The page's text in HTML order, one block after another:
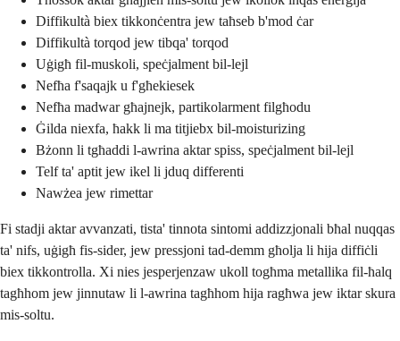
Diffikultà biex tikkonċentra jew taħseb b'mod ċar
Diffikultà torqod jew tibqa' torqod
Uġigħ fil-muskoli, speċjalment bil-lejl
Nefħa f'saqajk u f'għekiesek
Nefħa madwar għajnejk, partikolarment filgħodu
Ġilda niexfa, ħakk li ma titjiebx bil-moisturizing
Bżonn li tgħaddi l-awrina aktar spiss, speċjalment bil-lejl
Telf ta' aptit jew ikel li jduq differenti
Nawżea jew rimettar
Fi stadji aktar avvanzati, tista' tinnota sintomi addizzjonali bħal nuqqas
ta' nifs, uġigħ fis-sider, jew pressjoni tad-demm għolja li hija diffiċli
biex tikkontrolla. Xi nies jesperjenzaw ukoll togħma metallika fil-ħalq
tagħhom jew jinnutaw li l-awrina tagħhom hija ragħwa jew iktar skura
mis-soltu.